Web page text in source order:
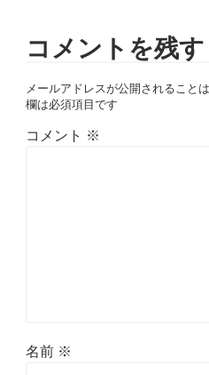
コメントを残す
メールアドレスが公開されることは
欄は必須項目です
コメント ※
名前 ※